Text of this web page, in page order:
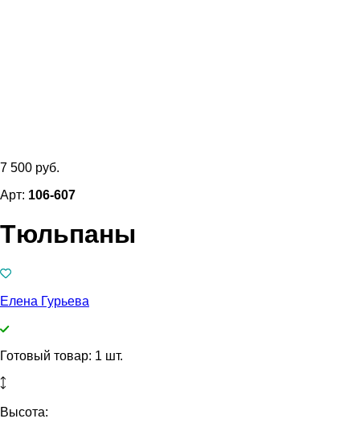
7 500 руб.
Арт: 106-607
Тюльпаны
Елена Гурьева
Готовый товар: 1 шт.
Высота: